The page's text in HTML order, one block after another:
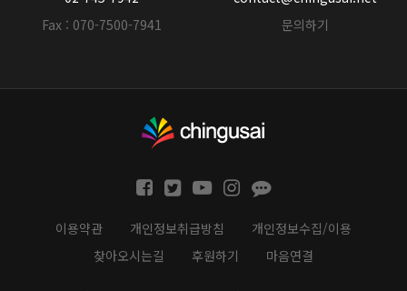
Fax : 070-7500-7941
문의하기
이용약관 개인정보취급방침
개인정보수집/이용
찾아오시는길
후원하기 마음연결